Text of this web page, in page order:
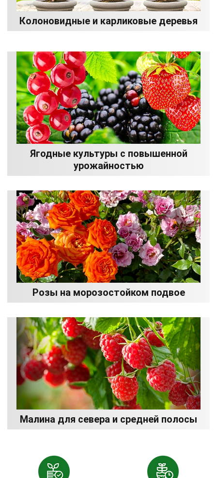
Колоновидные и карликовые деревья
Ягодные культуры с повышенной
урожайностью
Розы на морозостойком подвое
Малина для севера и средней полосы